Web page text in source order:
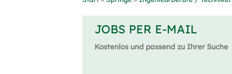
JOBS PER E-MAIL
Kostenlos und passend zu Ihrer Suche